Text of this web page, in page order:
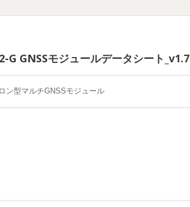
G GNSSモジュールデータシート_v1.7
ン型マルチGNSSモジュール